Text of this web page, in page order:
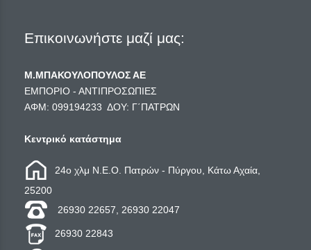
Επικοινωνήστε μαζί μας:
Μ.ΜΠΑΚΟΥΛΟΠΟΥΛΟΣ ΑΕ
ΕΜΠΟΡΙΟ - ΑΝΤΙΠΡΟΣΩΠΙΕΣ
ΑΦΜ: 099194233 ΔΟΥ: Γ΄ΠΑΤΡΩΝ
Κεντρικό κατάστημα
24ο χλμ Ν.Ε.Ο. Πατρών - Πύργου, Κάτω Αχαία,
25200
26930 22657, 26930 22047
26930 22843